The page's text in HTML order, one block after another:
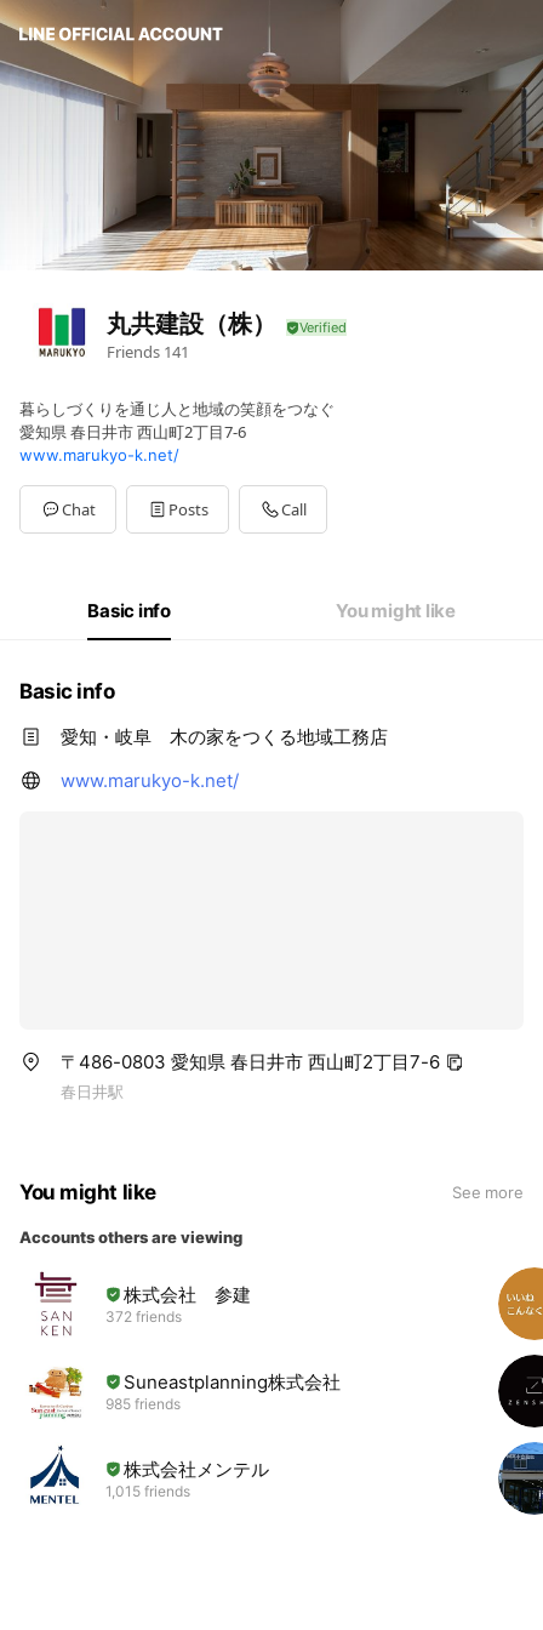
丸共建設（株）
Friends 141
暮らしづくりを通じ人と地域の笑顔をつなぐ
愛知県 春日井市 西山町2丁目7-6
www.marukyo-k.net/
Chat Posts Call
Basic info You might like
Basic info
愛知・岐阜 木の家をつくる地域工務店
www.marukyo-k.net/
〒486-0803 愛知県 春日井市 西山町2丁目7-6
春日井駅
You might like See more
Accounts others are viewing
株式会社 参建
372 friends
Suneastplanning株式会社
985 friends
株式会社メンテル
1,015 friends